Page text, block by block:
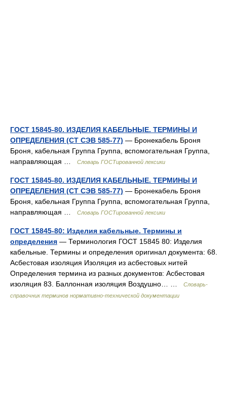
ГОСТ 15845-80. ИЗДЕЛИЯ КАБЕЛЬНЫЕ. ТЕРМИНЫ И
ОПРЕДЕЛЕНИЯ (СТ СЭВ 585-77) — Бронекабель Броня
Броня, кабельная Группа Группа, вспомогательная Группа,
направляющая …
Словарь ГОСТированной лексики
ГОСТ 15845-80. ИЗДЕЛИЯ КАБЕЛЬНЫЕ. ТЕРМИНЫ И
ОПРЕДЕЛЕНИЯ (СТ СЭВ 585-77) — Бронекабель Броня
Броня, кабельная Группа Группа, вспомогательная Группа,
направляющая …
Словарь ГОСТированной лексики
ГОСТ 15845-80: Изделия кабельные. Термины и
определения — Терминология ГОСТ 15845 80: Изделия
кабельные. Термины и определения оригинал документа: 68.
Асбестовая изоляция Изоляция из асбестовых нитей
Определения термина из разных документов: Асбестовая
изоляция 83. Баллонная изоляция Воздушно… …
Словарь-
справочник терминов нормативно-технической документации